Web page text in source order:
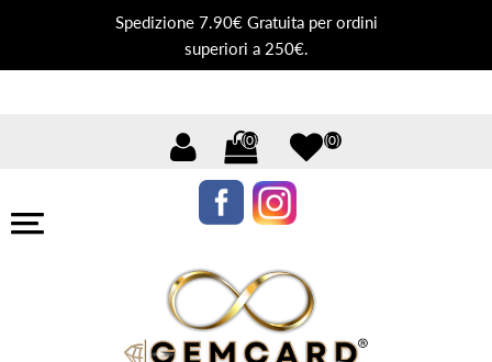
Spedizione 7.90€ Gratuita per ordini
superiori a 250€.
(0) (0)